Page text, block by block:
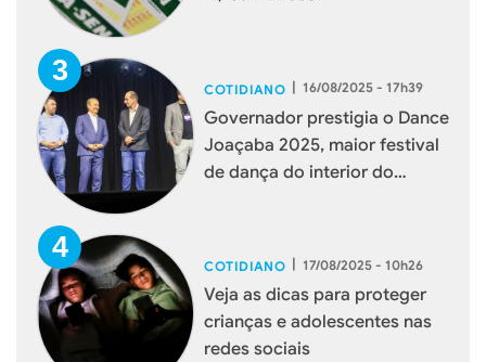
COTIDIANO | 16/08/2025 - 17h39
Governador prestigia o Dance
Joaçaba 2025, maior festival
de dança do interior do
COTIDIANO | 17/08/2025 - 10h26
Veja as dicas para proteger
crianças e adolescentes nas
redes sociais